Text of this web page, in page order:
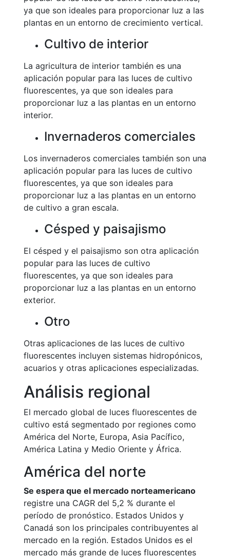
ya que son ideales para proporcionar luz a las
plantas en un entorno de crecimiento vertical.
Cultivo de interior
La agricultura de interior también es una
aplicación popular para las luces de cultivo
fluorescentes, ya que son ideales para
proporcionar luz a las plantas en un entorno
interior.
Invernaderos comerciales
Los invernaderos comerciales también son una
aplicación popular para las luces de cultivo
fluorescentes, ya que son ideales para
proporcionar luz a las plantas en un entorno
de cultivo a gran escala.
Césped y paisajismo
El césped y el paisajismo son otra aplicación
popular para las luces de cultivo
fluorescentes, ya que son ideales para
proporcionar luz a las plantas en un entorno
exterior.
Otro
Otras aplicaciones de las luces de cultivo
fluorescentes incluyen sistemas hidropónicos,
acuarios y otras aplicaciones especializadas.
Análisis regional
El mercado global de luces fluorescentes de
cultivo está segmentado por regiones como
América del Norte, Europa, Asia Pacífico,
América Latina y Medio Oriente y África.
América del norte
Se espera que el mercado norteamericano
registre una CAGR del 5,2 % durante el
período de pronóstico. Estados Unidos y
Canadá son los principales contribuyentes al
mercado en la región. Estados Unidos es el
mercado más grande de luces fluorescentes